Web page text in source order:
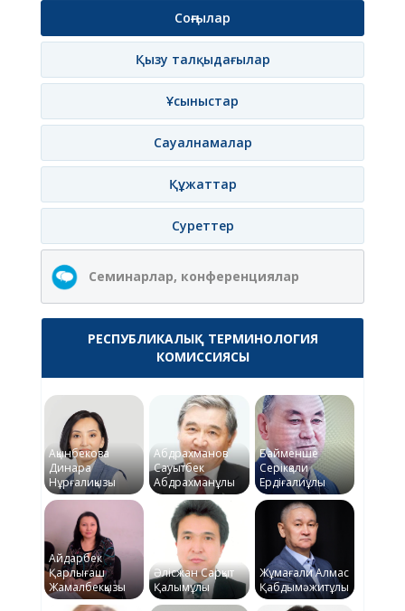
Соңғылар
Қызу талқыдағылар
Ұсыныстар
Сауалнамалар
Құжаттар
Суреттер
Семинарлар, конференциялар
РЕСПУБЛИКАЛЫҚ ТЕРМИНОЛОГИЯ
КОМИССИЯСЫ
Ақынбекова
Динара
Нұрғалиқызы
Абдрахманов
Сауытбек
Абдрахманұлы
Байменше
Серікқали
Ердіғалиұлы
Айдарбек
Қарлығаш
Жамалбекқызы
Әлісжан Сарқыт
Қалымұлы
Жұмағали Алмас
Қабдымәжитұлы